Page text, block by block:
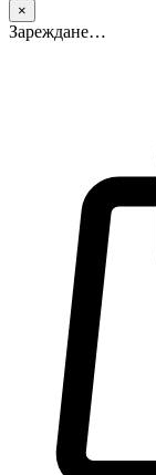
×
Зареждане…